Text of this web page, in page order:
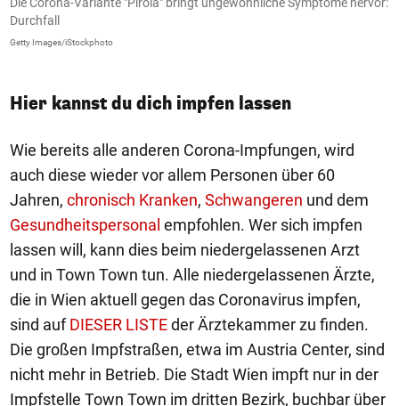
Durchfall
Getty Images/iStockphoto
Hier kannst du dich impfen lassen
Wie bereits alle anderen Corona-Impfungen, wird
auch diese wieder vor allem Personen über 60
Jahren, chronisch Kranken, Schwangeren und dem
Gesundheitspersonal empfohlen. Wer sich impfen
lassen will, kann dies beim niedergelassenen Arzt
und in Town Town tun. Alle niedergelassenen Ärzte,
die in Wien aktuell gegen das Coronavirus impfen,
sind aufDIESER LISTEder Ärztekammer zu finden.
Die großen Impfstraßen, etwa im Austria Center, sind
nicht mehr in Betrieb. Die Stadt Wien impft nur in der
Impfstelle Town Town im dritten Bezirk, buchbar über